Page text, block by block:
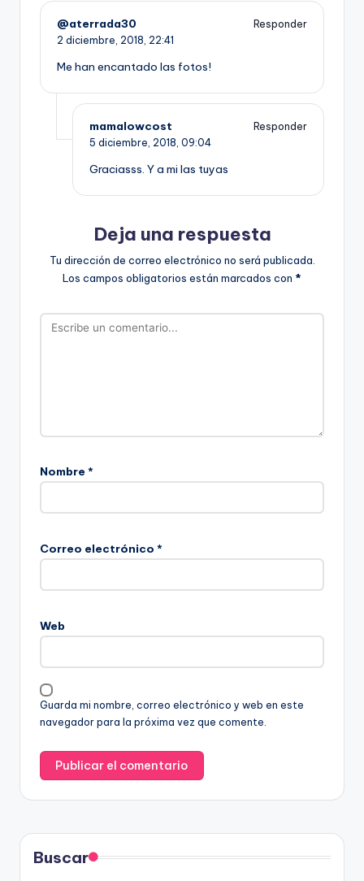
@aterrada30
Responder
2 diciembre, 2018, 22:41
Me han encantado las fotos!
mamalowcost
Responder
5 diciembre, 2018, 09:04
Graciasss. Y a mi las tuyas
Deja una respuesta
Tu dirección de correo electrónico no será publicada.
Los campos obligatorios están marcados con *
Nombre *
Correo electrónico *
Web
Guarda mi nombre, correo electrónico y web en este
navegador para la próxima vez que comente.
Buscar